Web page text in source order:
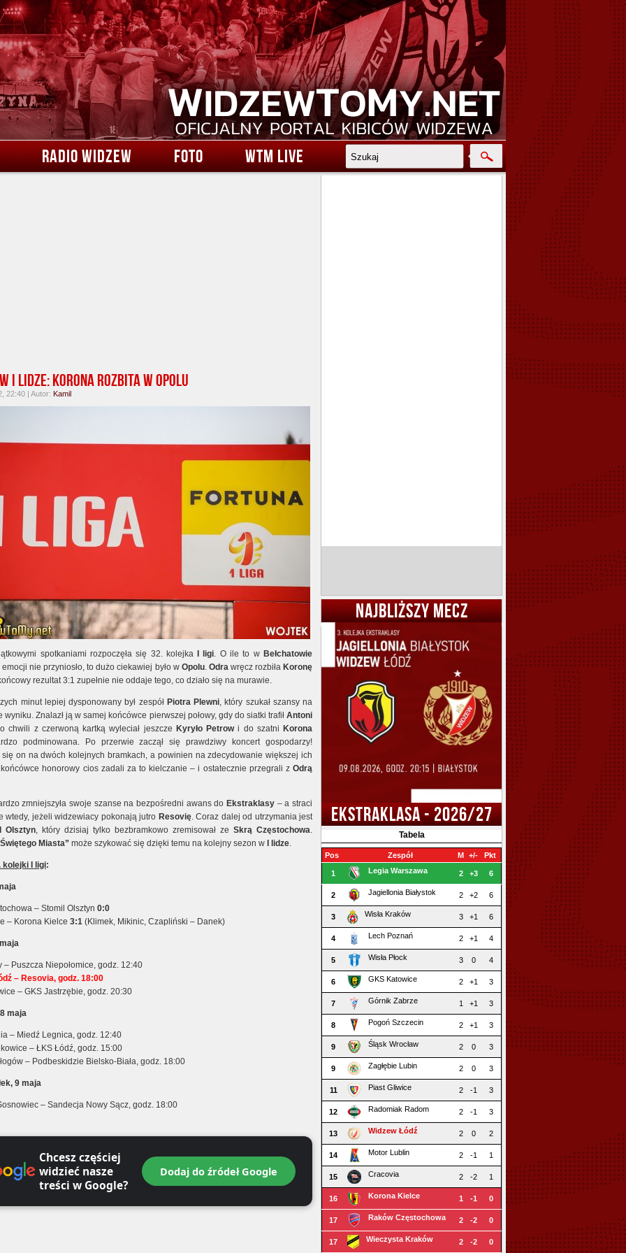
RADIO WIDZEW FOTO WTM LIVE
I lidze: Korona rozbita w Opolu
22:40 | Autor: Kamil
spotkaniami rozpoczęła się 32. kolejka I ligi. O ile to w Bełchatowie
nie przyniosło, to dużo ciekawiej było w Opolu. Odra wręcz rozbiła Koronę
rezultat 3:1 zupełnie nie oddaje tego, co działo się na murawie.
minut lepiej dysponowany był zespół Piotra Plewni, który szukał szansy na
wyniku. Znalazł ją w samej końcówce pierwszej połowy, gdy do siatki trafił Antoni
chwili z czerwoną kartką wyleciał jeszcze Kyryło Petrowi do szatni Korona
podminowana. Po przerwie zaczął się prawdziwy koncert gospodarzy!
się on na dwóch kolejnych bramkach, a powinien na zdecydowanie większej ich
honorowy cios zadali za to kielczanie – i ostatecznie przegrali z Odrą
zmniejszyła swoje szanse na bezpośredni awans do Ekstraklasy – a straci
wtedy, jeżeli widzewiacy pokonają jutro Resovię. Coraz dalej od utrzymania jest
Olsztyn, który dzisiaj tylko bezbramkowo zremisował ze Skrą Częstochowa.
Miasta” może szykować się dzięki temu na kolejny sezon w I lidze.
kolejki I ligi:
– Stomil Olsztyn 0:0
– Korona Kielce 3:1 (Klimek, Mikinic, Czapliński – Danek)
– Puszcza Niepołomice, godz. 12:40
– Resovia, godz. 18:00
– GKS Jastrzębie, godz. 20:30
maja
– Miedź Legnica, godz. 12:40
– ŁKS Łódź, godz. 15:00
– Podbeskidzie Bielsko-Biała, godz. 18:00
9 maja
– Sandecja Nowy Sącz, godz. 18:00
Chcesz częściej
widzieć nasze
treści w Google?
Dodaj do źródeł Google
NAJBLIŻSZY MECZ
EKSTRAKLASA - 2026/27
Tabela
Pos Zespół M +/- Pkt
1 Legia Warszawa 2 +3 6
2 Jagiellonia Białystok 2 +2 6
3 Wisła Kraków 3 +1 6
4 Lech Poznań 2 +1 4
5 Wisła Płock 3 0 4
6 GKS Katowice 2 +1 3
7 Górnik Zabrze 1 +1 3
8 Pogoń Szczecin 2 +1 3
9 Śląsk Wrocław 2 0 3
9 Zagłębie Lubin 2 0 3
11 Piast Gliwice 2 -1 3
12 Radomiak Radom 2 -1 3
13 Widzew Łódź 2 0 2
14 Motor Lublin 2 -1 1
15 Cracovia 2 -2 1
16 Korona Kielce 1 -1 0
17 Raków Częstochowa 2 -2 0
17 Wieczysta Kraków 2 -2 0